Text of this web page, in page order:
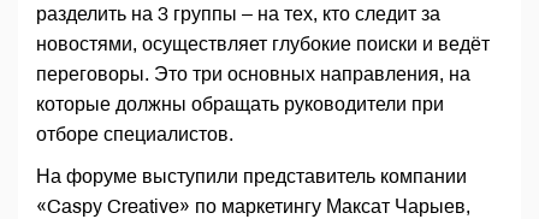
разделить на 3 группы – на тех, кто следит за
новостями, осуществляет глубокие поиски и ведёт
переговоры. Это три основных направления, на
которые должны обращать руководители при
отборе специалистов.
На форуме выступили представитель компании
«Caspy Creative» по маркетингу Максат Чарыев,